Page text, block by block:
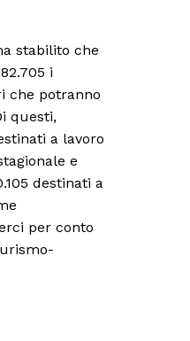
stabilito che
i
che potranno
questi,
a lavoro
e
destinati a
per conto